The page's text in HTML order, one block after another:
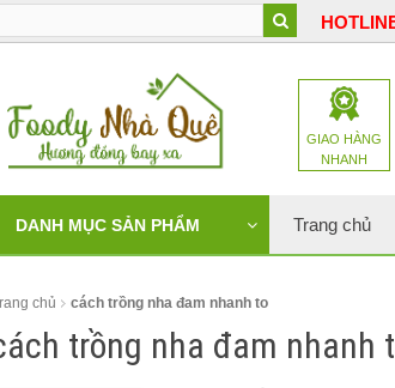
GIAO HÀNG
NHANH
DANH MỤC SẢN PHẨM Trang chủ
chủ cách trồng nha đam nhanh to
trồng nha đam nhanh